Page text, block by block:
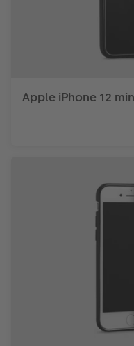
Apple iPhone 12